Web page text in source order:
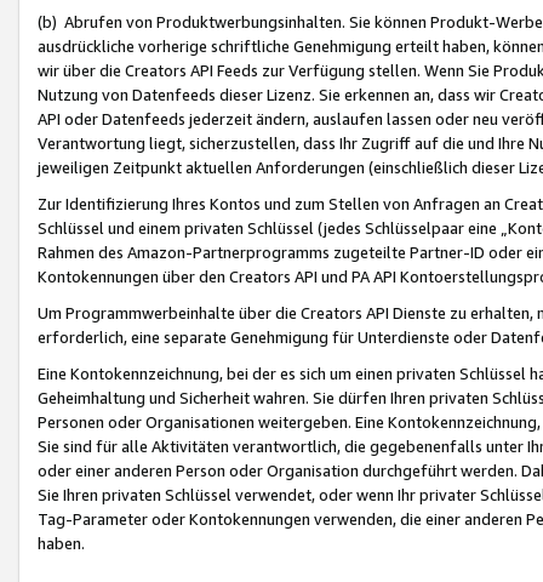
(b) Abrufen von Produktwerbungsinhalten. Sie können Produkt-
ausdrückliche vorherige schriftliche Genehmigung erteilt haben,
wir über die Creators API Feeds zur Verfügung stellen. Wenn Sie
Nutzung von Datenfeeds dieser Lizenz. Sie erkennen an, dass wir
API oder Datenfeeds jederzeit ändern, auslaufen lassen oder neu
Verantwortung liegt, sicherzustellen, dass Ihr Zugriff auf die und Ihre
jeweiligen Zeitpunkt aktuellen Anforderungen (einschließlich dieser
Zur Identifizierung Ihres Kontos und zum Stellen von Anfragen an
Schlüssel und einem privaten Schlüssel (jedes Schlüsselpaar eine
Rahmen des Amazon-Partnerprogramms zugeteilte Partner-ID oder
Kontokennungen über den Creators API und PA API
Um Programmwerbeinhalte über die Creators API Dienste zu
erforderlich, eine separate Genehmigung für Unterdienste oder
Eine Kontokennzeichnung, bei der es sich um einen privaten
Geheimhaltung und Sicherheit wahren. Sie dürfen Ihren privaten
Personen oder Organisationen weitergeben. Eine
Sie sind für alle Aktivitäten verantwortlich, die gegebenenfalls unter
oder einer anderen Person oder Organisation durchgeführt werden.
Sie Ihren privaten Schlüssel verwendet, oder wenn Ihr privater
Tag-Parameter oder Kontokennungen verwenden, die einer anderen
haben.